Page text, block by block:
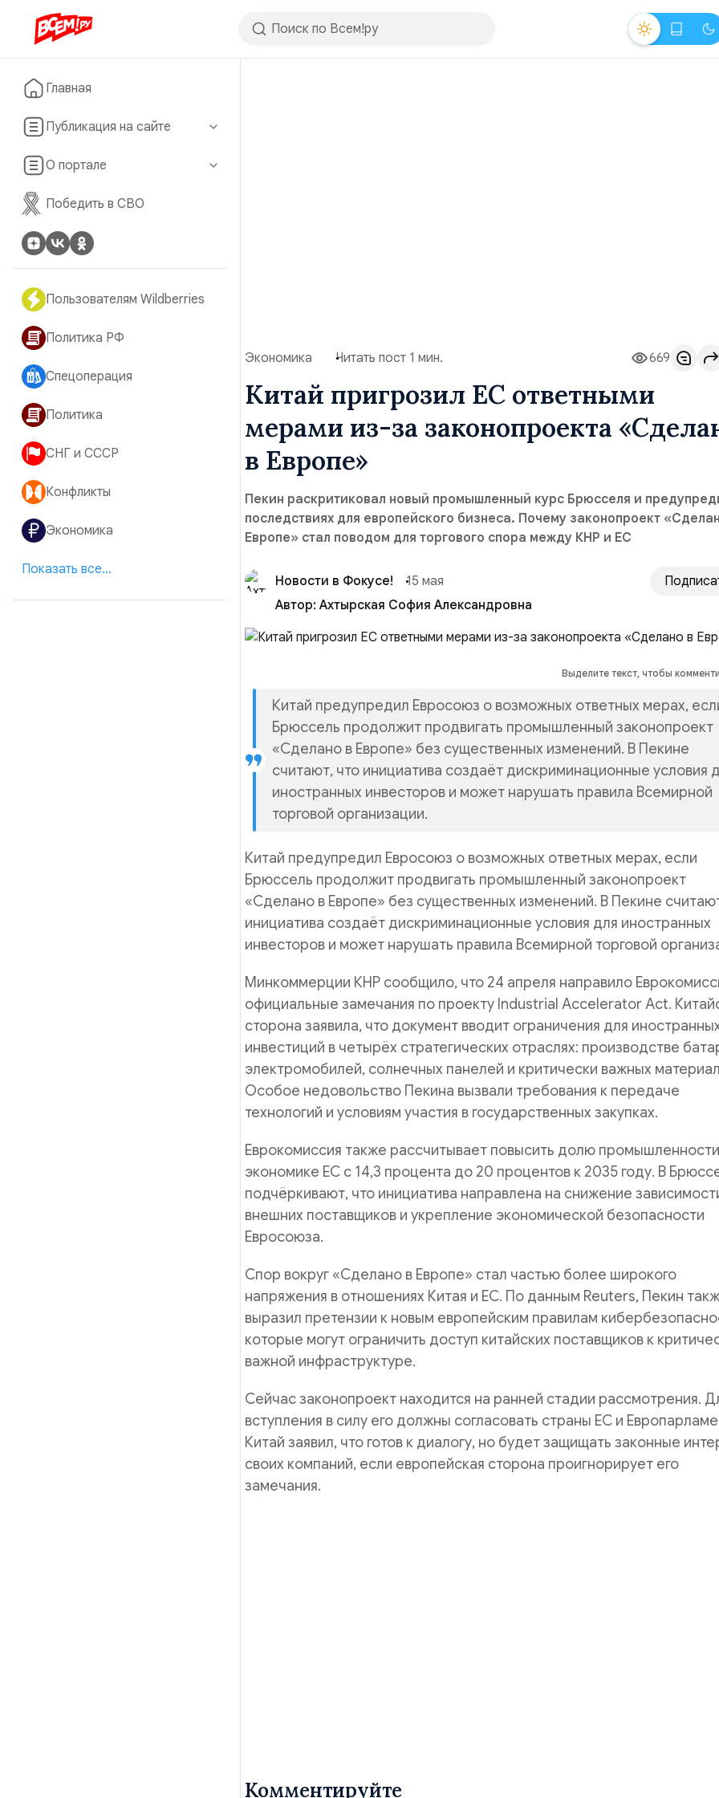
Главная
Публикация на сайте
О портале
Победить в СВО
Пользователям Wildberries
Политика РФ
Спецоперация
Политика
СНГ и СССР
Конфликты
Экономика
Показать все...
Экономика Читать пост 1 мин. 669
Китай пригрозил ЕС ответными
мерами из-за законопроекта
в Европе»
Пекин раскритиковал новый промышленный курс Брюсселя и
последствиях для европейского бизнеса. Почему законопроект
Европе» стал поводом для торгового спора между КНР и ЕС
Новости в Фокусе! 15 мая
Автор:
Ахтырская София Александровна
Выделите текст, чтобы
Китай предупредил Евросоюз о возможных ответных мерах,
Брюссель продолжит продвигать промышленный законопроект
«Сделано в Европе» без существенных изменений. В Пекине
считают, что инициатива создаёт дискриминационные условия
иностранных инвесторов и может нарушать правила Всемирной
торговой организации.
Китай предупредил Евросоюз о возможных ответных мерах, если
Брюссель продолжит продвигать промышленный законопроект
«Сделано в Европе» без существенных изменений. В Пекине
инициатива создаёт дискриминационные условия для иностранных
инвесторов и может нарушать правила Всемирной торговой
Минкоммерции КНР сообщило, что 24 апреля направило
официальные замечания по проекту Industrial Accelerator Act.
сторона заявила, что документ вводит ограничения для
инвестиций в четырёх стратегических отраслях: производстве
электромобилей, солнечных панелей и критически важных
Особое недовольство Пекина вызвали требования к передаче
технологий и условиям участия в государственных закупках.
Еврокомиссия также рассчитывает повысить долю
экономике ЕС с 14,3 процента до 20 процентов к 2035 году. В
подчёркивают, что инициатива направлена на снижение
внешних поставщиков и укрепление экономической безопасности
Евросоюза.
Спор вокруг «Сделано в Европе» стал частью более широкого
напряжения в отношениях Китая и ЕС. По данным Reuters, Пекин
выразил претензии к новым европейским правилам
которые могут ограничить доступ китайских поставщиков к
важной инфраструктуре.
Сейчас законопроект находится на ранней стадии рассмотрения.
вступления в силу его должны согласовать страны ЕС и
Китай заявил, что готов к диалогу, но будет защищать законные
своих компаний, если европейская сторона проигнорирует его
замечания.
Комментируйте